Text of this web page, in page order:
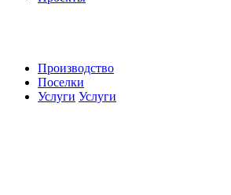
Производство
Поселки
Услуги Услуги